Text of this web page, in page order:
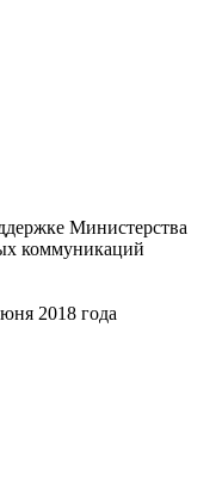
Министерства
коммуникаций
2018 года